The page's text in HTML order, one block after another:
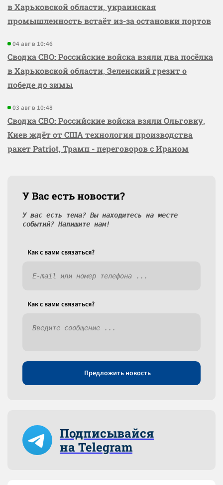
в Харьковской области, украинская
промышленность встаёт из-за остановки портов
04 авг в 10:46
Сводка СВО: Российские войска взяли два посёлка
в Харьковской области, Зеленский грезит о
победе до зимы
03 авг в 10:48
Сводка СВО: Российские войска взяли Ольговку,
Киев ждёт от США технология производства
ракет Patriot, Трамп - переговоров с Ираном
У Вас есть новости?
У вас есть тема? Вы находитесь на месте
событий? Напишите нам!
Как c вами связаться?
Как c вами связаться?
Предложить новость
Подписывайся
на Telegram